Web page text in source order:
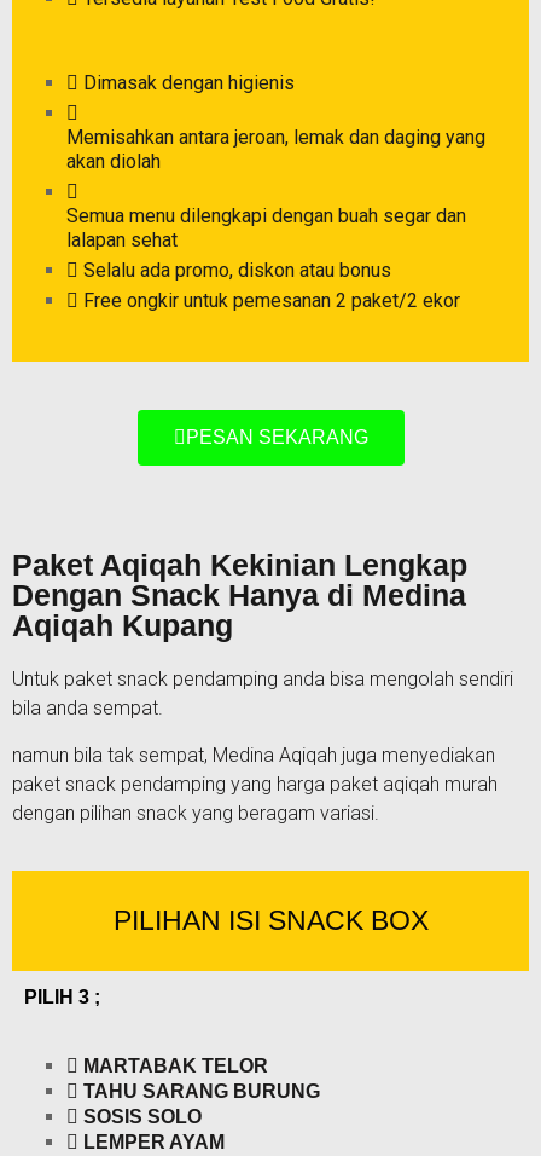
Dimasak dengan higienis
Memisahkan antara jeroan, lemak dan daging yang
akan diolah
Semua menu dilengkapi dengan buah segar dan
lalapan sehat
Selalu ada promo, diskon atau bonus
Free ongkir untuk pemesanan 2 paket/2 ekor
PESAN SEKARANG
Paket Aqiqah Kekinian Lengkap
Dengan Snack Hanya di Medina
Aqiqah Kupang
Untuk paket snack pendamping anda bisa mengolah sendiri
bila anda sempat.
namun bila tak sempat, Medina Aqiqah juga menyediakan
paket snack pendamping yang harga paket aqiqah murah
dengan pilihan snack yang beragam variasi.
PILIHAN ISI SNACK BOX
PILIH 3 ;
MARTABAK TELOR
TAHU SARANG BURUNG
SOSIS SOLO
LEMPER AYAM